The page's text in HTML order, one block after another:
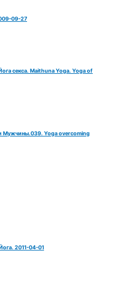
09-27
секса. Maithuna Yoga. Yoga of
Мужчины.039. Yoga overcoming
2011-04-01